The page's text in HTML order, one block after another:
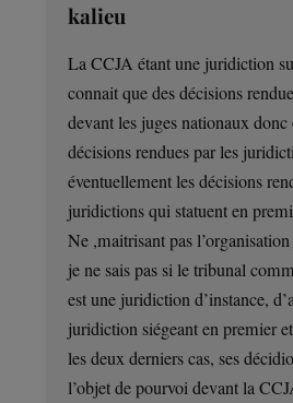
kalieu
La CCJA étant une juridiction
connait que des décisions
devant les juges nationaux
décisions rendues par les
éventuellement les décisions
juridictions qui statuent en
Ne ,maitrisant pas
je ne sais pas si le tribunal
est une juridiction d’instance,
juridiction siégeant en premier
les deux derniers cas, ses
l’objet de pourvoi devant la